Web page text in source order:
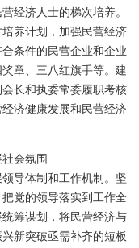
经济人士的梯次培养。
养计划，加强民营经济
条件的民营企业和企业
章、三八红旗手等。建
长和执委常委履职考核
济健康发展和民营经济
会氛围
导体制和工作机制。坚
党的领导落实到工作全
筹谋划，将民营经济与
新突破亟需补齐的短板